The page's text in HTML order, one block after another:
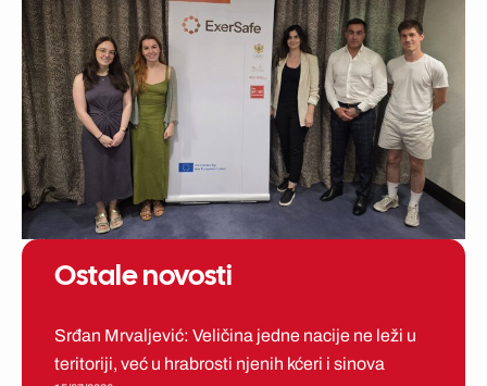
Ostale novosti
Srđan Mrvaljević: Veličina jedne nacije ne leži u
teritoriji, već u hrabrosti njenih kćeri i sinova